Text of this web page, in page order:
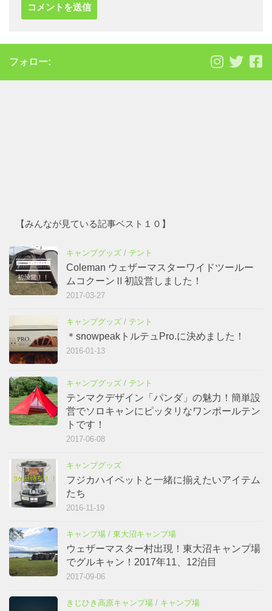
フォロー:
【みんなが見ている記事ベスト１０】
キャンプグッズ / テント
Coleman ウェザーマスターワイドツールー
ムコクーンⅡ初設営しました！
2017-03-27
キャンプグッズ / テント
＊snowpeakトルテュPro.に決めました！
2016-01-13
キャンプグッズ / テント
テンマクデザイン「パンダ」の魅力！簡単設
営でソロキャンにピッタリなワンポールテン
トです！
2017-06-08
キャンプグッズ
フジカハイペットと一緒に揃えたいアイテム
たち
2016-11-19
キャンプ場 / 東大沼キャンプ場
ウェザーマスター村出現！東大沼キャンプ場
でグルキャン！2017年11、12泊目
2017-09-06
きじひき高原キャンプ場 / キャンプ場